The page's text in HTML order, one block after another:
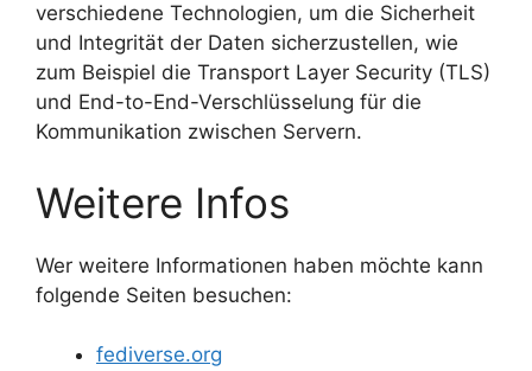
verschiedene Technologien, um die Sicherheit
und Integrität der Daten sicherzustellen, wie
zum Beispiel die Transport Layer Security (TLS)
und End-to-End-Verschlüsselung für die
Kommunikation zwischen Servern.
Weitere Infos
Wer weitere Informationen haben möchte kann
folgende Seiten besuchen:
fediverse.org